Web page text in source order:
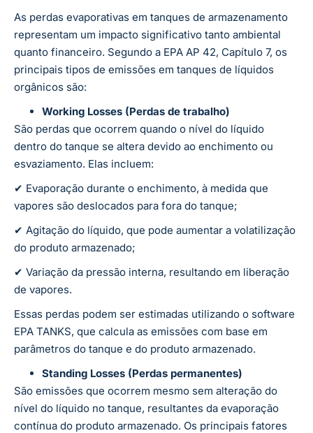
As perdas evaporativas em tanques de armazenamento
representam um impacto significativo tanto ambiental
quanto financeiro. Segundo a EPA AP 42, Capítulo 7, os
principais tipos de emissões em tanques de líquidos
orgânicos são:
Working Losses (Perdas de trabalho)
São perdas que ocorrem quando o nível do líquido
dentro do tanque se altera devido ao enchimento ou
esvaziamento. Elas incluem:
✔ Evaporação durante o enchimento, à medida que
vapores são deslocados para fora do tanque;
✔ Agitação do líquido, que pode aumentar a volatilização
do produto armazenado;
✔ Variação da pressão interna, resultando em liberação
de vapores.
Essas perdas podem ser estimadas utilizando o software
EPA TANKS, que calcula as emissões com base em
parâmetros do tanque e do produto armazenado​.
Standing Losses (Perdas permanentes)
São emissões que ocorrem mesmo sem alteração do
nível do líquido no tanque, resultantes da evaporação
contínua do produto armazenado. Os principais fatores